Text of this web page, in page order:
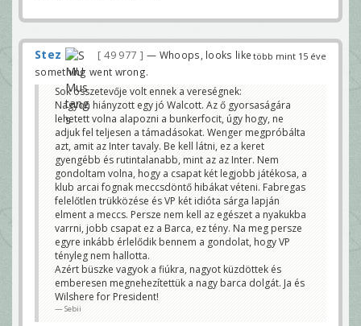
több mint 15 éve
Stez 49 977
— Whoops, looks like
something went wrong.
Sok összetevője volt ennek a vereségnek:
Nagyon hiányzott egy jó Walcott. Az ő gyorsaságára
lehetett volna alapozni a bunkerfocit, úgy hogy, ne
adjuk fel teljesen a támadásokat. Wenger megpróbálta
azt, amit az Inter tavaly. Be kell látni, ez a keret
gyengébb és rutintalanabb, mint az az Inter. Nem
gondoltam volna, hogy a csapat két legjobb játékosa, a
klub arcai fognak meccsdöntő hibákat véteni. Fabregas
felelőtlen trükközése és VP két idióta sárga lapján
elment a meccs. Persze nem kell az egészet a nyakukba
varrni, jobb csapat ez a Barca, ez tény. Na meg persze
egyre inkább érlelődik bennem a gondolat, hogy VP
tényleg nem hallotta.
Azért büszke vagyok a fiúkra, nagyot küzdöttek és
emberesen megnehezítettük a nagy barca dolgát. Ja és
Wilshere for President!
Sebii